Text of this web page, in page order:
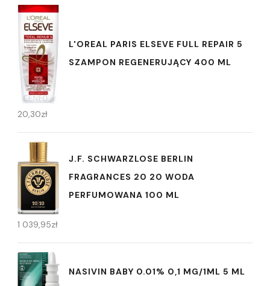
L'OREAL PARIS ELSEVE FULL REPAIR 5
SZAMPON REGENERUJĄCY 400 ML
20,30zł
J.F. SCHWARZLOSE BERLIN
FRAGRANCES 20 20 WODA
PERFUMOWANA 100 ML
1 039,95zł
NASIVIN BABY 0.01% 0,1 MG/1ML 5 ML